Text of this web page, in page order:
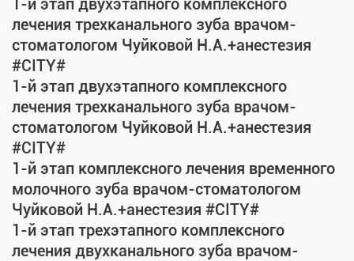
1-й этап двухэтапного комплексного
лечения трехканального зуба врачом-
стоматологом Чуйковой Н.А.+анестезия
#CITY#
1-й этап двухэтапного комплексного
лечения трехканального зуба врачом-
стоматологом Чуйковой Н.А.+анестезия
#CITY#
1-й этап комплексного лечения временного
молочного зуба врачом-стоматологом
Чуйковой Н.А.+анестезия #CITY#
1-й этап трехэтапного комплексного
лечения двухканального зуба врачом-